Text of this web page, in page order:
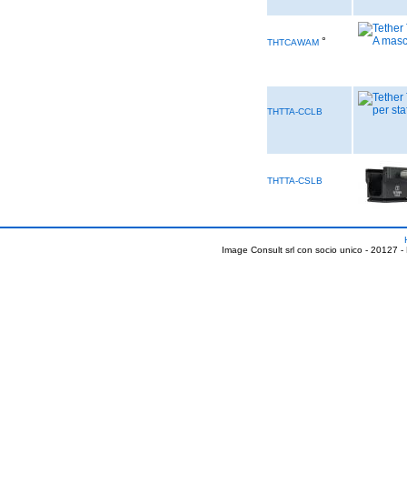
THTCAWAM °
THTTA-CCLB
THTTA-CSLB
Image Consult srl con socio unico - 20127